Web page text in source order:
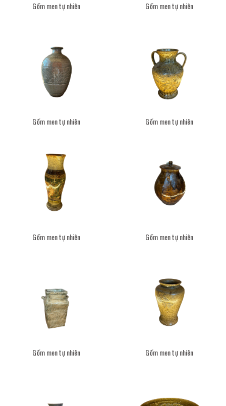
Gốm men tự nhiên Gốm men tự nhiên
Gốm men tự nhiên Gốm men tự nhiên
Gốm men tự nhiên Gốm men tự nhiên
Gốm men tự nhiên Gốm men tự nhiên